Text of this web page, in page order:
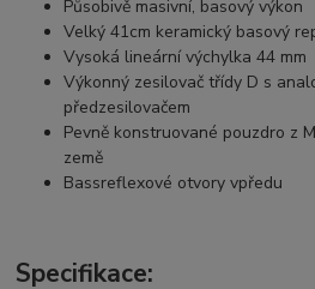
Působivě masivní, basový výkon
Velký 41cm keramický basový
Vysoká lineární výchylka 44 mm
Výkonný zesilovač třídy D s
předzesilovačem
Pevně ​​konstruované pouzdro z
země
Bassreflexové otvory vpředu
Specifikace: